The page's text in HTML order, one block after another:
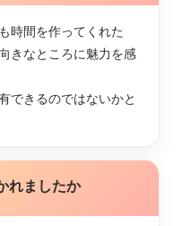
時間を作ってくれた
きなところに魅力を感
できるのではないかと
れましたか